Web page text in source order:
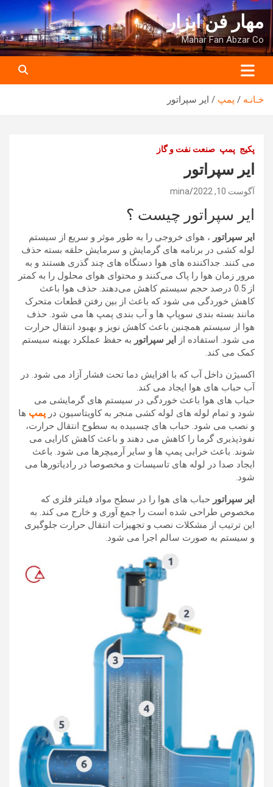
به
محتوا
برویدمهار فن ابزار
Mahar Fan Abzar Co
خـانـه پمپ ایر سپراتور
پکیج پمپ صنعت نفت و گاز
ایر سپراتور
آگوست 10, 2022 mina
ایر سپراتور چیست ؟
ایر سپراتور ، هوای خروجی را به طور موثر و سریع از سیستم
لوله کشی در برنامه های گرمایش و سرمایش حلقه بسته حذف
می کنند. جداکننده‌ های هوا دستگاه‌ های چند گذری هستند و به
مرور زمان هوا را پاک می‌کنند و محتوای هوای محلول را به کمتر
از 0.5 درصد حجم سیستم کاهش می‌دهند. حذف هوا باعث
کاهش خوردگی می شود که باعث از بین رفتن قطعات متحرک
مانند بسته بندی سوپاپ ها و آب بندی پمپ ها می شود. حذف
هوا از سیستم همچنین باعث کاهش نویز و بهبود انتقال حرارت
می شود. استفاده از
ایر سپراتور به حفظ عملکرد بهینه سیستم
کمک می کند.
اکسیژن داخل آب که با افزایش دما تحت فشار آزاد می شود. در
آب حباب های هوا ایجاد می کند.
حباب های هوا باعث خوردگی در سیستم های گرمایشی می
شود و تمام لوله های لوله کشی منجر به کاویتاسیون در پمپ ها
و نصب می شود. حباب های چسبیده به سطوح انتقال حرارت،
نفوذپذیری گرما را کاهش می دهند و باعث کاهش کارایی می
شوند. باعث خرابی پمپ ها و سایر آرمیچرها می شود. باعث
ایجاد صدا در لوله های تاسیسات و مخصوصا در رادیاتورها می
شود.
ایر سپراتور حباب های هوا را در سطح مواد فیلتر فلزی که
مخصوص طراحی شده است را جمع آوری و خارج می کند. به
این ترتیب از مشکلات نصب و تجهیزات انتقال حرارت جلوگیری
و سیستم به صورت سالم اجرا می شود.